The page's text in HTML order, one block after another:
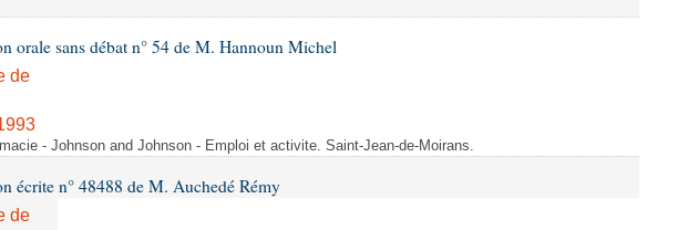
orale sans débat n° 54 de M. Hannoun Michel
de
- Johnson and Johnson - Emploi et activite. Saint-Jean-de-Moirans.
écrite n° 48488 de M. Auchedé Rémy
de